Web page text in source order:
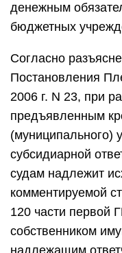
денежным
бюджетных
Согласно
Постановления
2006 г. N 23, при
предъявленным
(муниципального)
субсидиарной
судам надлежит
комментируемой
120 части первой
собственником
надлежащим